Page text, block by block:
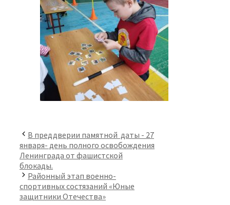
В преддверии ​памятной​ ​ даты ​- 27
января- день полного освобождения
Ленинграда от фашистской
блокады.
Районный этап военно-
спортивных состязаний «Юные
защитники Отечества»